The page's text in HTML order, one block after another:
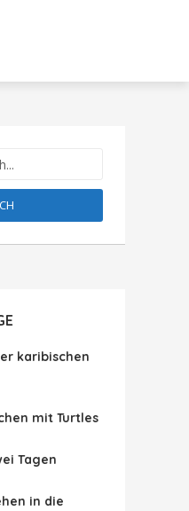
karibischen
mit Turtles
Tagen
in die